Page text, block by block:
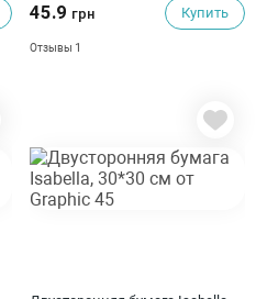
45.9 грн Купить
Отзывы 1